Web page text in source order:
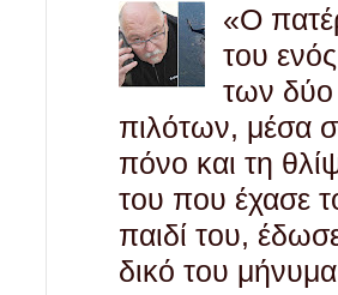
«Ο
του
των δύο
πιλότων, μέσα
πόνο και τη
του που έχασε
παιδί του,
δικό του μήνυμα